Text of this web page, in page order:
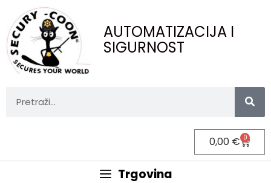
AUTOMATIZACIJA I
SIGURNOST
0,00 € 0
Trgovina